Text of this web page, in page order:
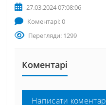
27.03.2024 07:08:06
Коментарі: 0
Перегляди: 1299
Коментарі
Написати коментар